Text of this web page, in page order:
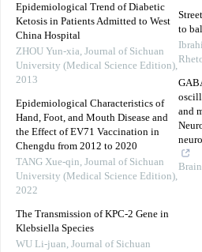
Epidemiological Trend of Diabetic
Ketosis in Patients Admitted to West
China Hospital
ZHOU Yun-xia, Journal of Sichuan
University (Medical Science Edition),
2013
Epidemiological Characteristics of
Hand, Foot, and Mouth Disease and
the Effect of EV71 Vaccination in
Chengdu from 2012 to 2020
TANG Xue-qin, Journal of Sichuan
University (Medical Science Edition),
2022
The Transmission of KPC-2 Gene in
Klebsiella Species
WU Li-juan, Journal of Sichuan
to
and